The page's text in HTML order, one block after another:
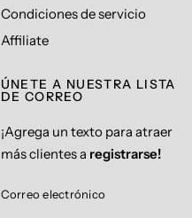
Condiciones de servicio
Affiliate
ÚNETE A NUESTRA LISTA
DE CORREO
¡Agrega un texto para atraer
más clientes a registrarse!
Correo electrónico